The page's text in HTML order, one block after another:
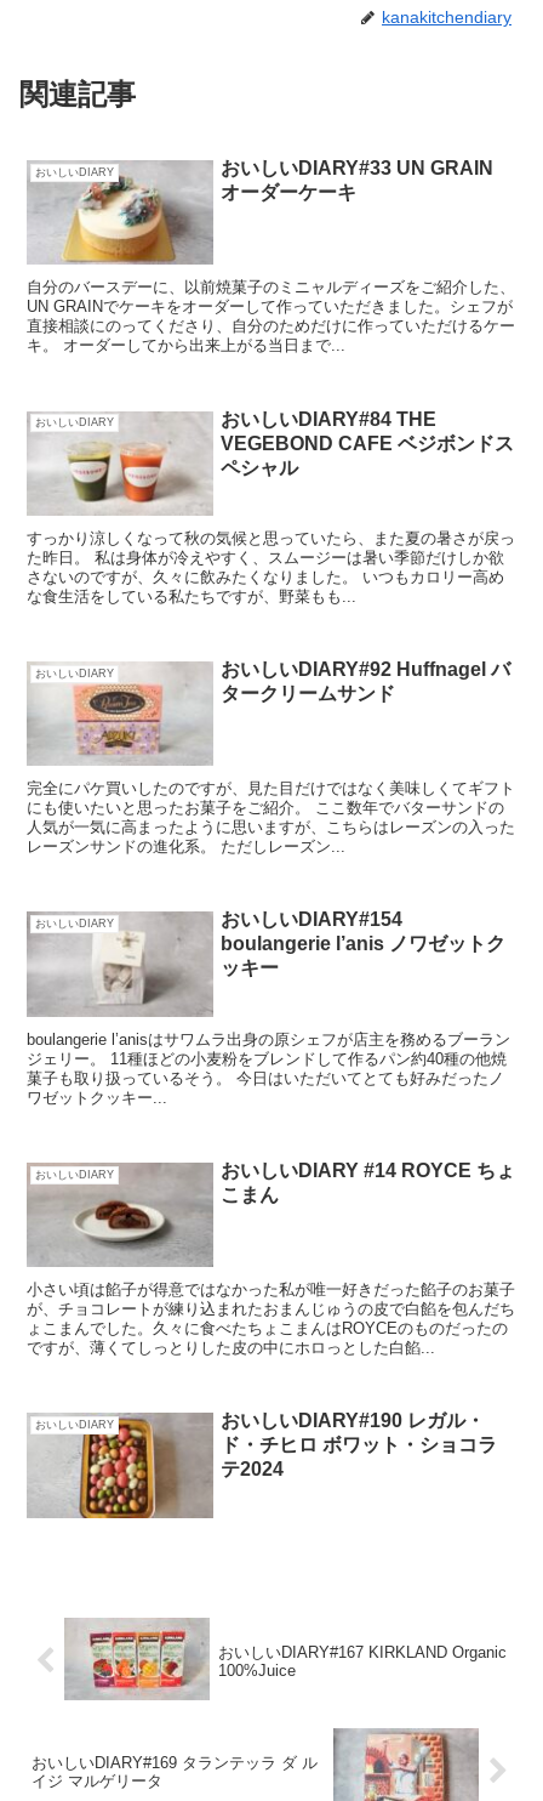
kanakitchendiary
関連記事
おいしいDIARY
おいしいDIARY#33 UN GRAIN
オーダーケーキ
自分のバースデーに、以前焼菓子のミニャルディーズをご紹介した、
UN GRAINでケーキをオーダーして作っていただきました。シェフが
直接相談にのってくださり、自分のためだけに作っていただけるケー
キ。 オーダーしてから出来上がる当日まで...
おいしいDIARY
おいしいDIARY#84 THE
VEGEBOND CAFE ベジボンドス
ペシャル
すっかり涼しくなって秋の気候と思っていたら、また夏の暑さが戻っ
た昨日。 私は身体が冷えやすく、スムージーは暑い季節だけしか欲
さないのですが、久々に飲みたくなりました。 いつもカロリー高め
な食生活をしている私たちですが、野菜もも...
おいしいDIARY
おいしいDIARY#92 Huffnagel バ
タークリームサンド
完全にパケ買いしたのですが、見た目だけではなく美味しくてギフト
にも使いたいと思ったお菓子をご紹介。 ここ数年でバターサンドの
人気が一気に高まったように思いますが、こちらはレーズンの入った
レーズンサンドの進化系。 ただしレーズン...
おいしいDIARY
おいしいDIARY#154
boulangerie l’anis ノワゼットク
ッキー
boulangerie l’anisはサワムラ出身の原シェフが店主を務めるブーラン
ジェリー。 11種ほどの小麦粉をブレンドして作るパン約40種の他焼
菓子も取り扱っているそう。 今日はいただいてとても好みだったノ
ワゼットクッキー...
おいしいDIARY
おいしいDIARY #14 ROYCE ちょ
こまん
小さい頃は餡子が得意ではなかった私が唯一好きだった餡子のお菓子
が、チョコレートが練り込まれたおまんじゅうの皮で白餡を包んだち
ょこまんでした。久々に食べたちょこまんはROYCEのものだったの
ですが、薄くてしっとりした皮の中にホロっとした白餡...
おいしいDIARY
おいしいDIARY#190 レガル・
ド・チヒロ ボワット・ショコラ
テ2024
おいしいDIARY#167 KIRKLAND Organic
100%Juice
おいしいDIARY#169 タランテッラ ダ ル
イジ マルゲリータ